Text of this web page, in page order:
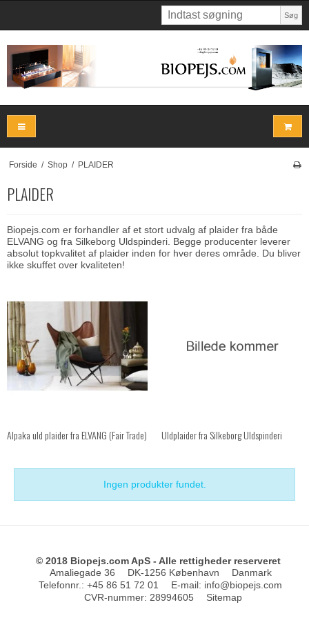
Søg
Forside / Shop / PLAIDER
PLAIDER
Biopejs.com er forhandler af et stort udvalg af plaider fra både
ELVANG og fra Silkeborg Uldspinderi. Begge producenter leverer
absolut topkvalitet af plaider inden for hver deres område. Du bliver
ikke skuffet over kvaliteten!
Alpaka uld plaider fra ELVANG (Fair Trade) Uldplaider fra Silkeborg Uldspinderi
Ingen produkter fundet.
© 2018 Biopejs.com ApS - Alle rettigheder reserveret
Amaliegade 36
DK-1256 København
Danmark
Telefonnr.: +45 86 51 72 01 E-mail: info@biopejs.com
CVR-nummer: 28994605 Sitemap